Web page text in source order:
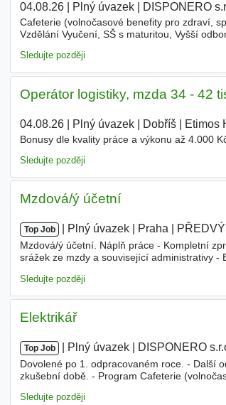
04.08.26| Plný úvazek| DISPONERO
Cafeterie (volnočasové benefity pro zdraví,
Vzdělání Vyučení, SŠ s maturitou, Vyšší
Sledujte později
Operátor logistiky, mzda 34 - 42
04.08.26| Plný úvazek| Dobříš| Etimos
Bonusy dle kvality práce a výkonu až 4.000
Sledujte později
Mzdová/ý účetní
Top Job Plný úvazek Praha
Mzdová/ý účetní. Náplň práce - Kompletní
srážek ze mzdy a související administrativy -
Sledujte později
Elektrikář
Top Job Plný úvazek DISPONERO
Dovolené po 1. odpracovaném roce. - Další
zkušební době. - Program Cafeterie
Sledujte později